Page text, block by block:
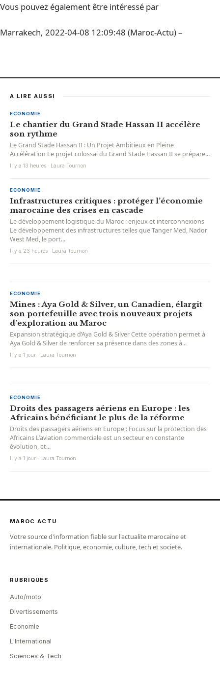
Vous pouvez également être intéressé par
Marrakech, 2022-04-08 12:09:48 (Maroc-Actu) –
A LIRE AUSSI
ECONOMIE
Le chantier du Grand Stade Hassan II accélère
son rythme
Le Grand Stade Hassan II : Un Projet Ambitieux en Pleine
Accélération Le projet colossal du Grand Stade Hassan II se prépare...
Il y a 13 heures · Laura Tournon
ECONOMIE
Infrastructures critiques : protéger l’économie
marocaine des crises en cascade
Le développement logistique du Maroc : enjeux et interconnexions
Le développement des infrastructures telles que Tanger Med, Nador
West Med, le port...
Il y a 23 heures · Laura Tournon
ECONOMIE
Mines : Aya Gold & Silver, un Canadien, élargit
son portefeuille avec trois nouveaux projets
d’exploration au Maroc
Expansion stratégique d’Aya Gold & Silver Cette opération permet à
Aya Gold & Silver de renforcer sa présence dans des zones à...
Il y a 1 jour · Laura Tournon
ECONOMIE
Droits des passagers aériens en Europe : les
Africains bénéficiant le plus de la réforme
Droits des passagers aériens en Europe : Focus sur la protection des
Africains L’aviation commerciale est un secteur en constante
évolution, et...
Il y a 1 jour · Laura Tournon
MAROC ACTU
Votre source d'information fiable sur l'actualite marocaine et
internationale. Politique, economie, culture, tech et societe.
RUBRIQUES
Auto/moto
Divertissements
Economie
L'International
Sciences & Tech